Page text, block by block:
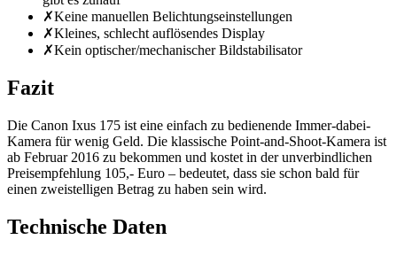
✗Keine manuellen Belichtungseinstellungen
✗Kleines, schlecht auflösendes Display
✗Kein optischer/mechanischer Bildstabilisator
Fazit
Die Canon Ixus 175 ist eine einfach zu bedienende Immer-dabei-
Kamera für wenig Geld. Die klassische Point-and-Shoot-Kamera ist
ab Februar 2016 zu bekommen und kostet in der unverbindlichen
Preisempfehlung 105,- Euro – bedeutet, dass sie schon bald für
einen zweistelligen Betrag zu haben sein wird.
Technische Daten